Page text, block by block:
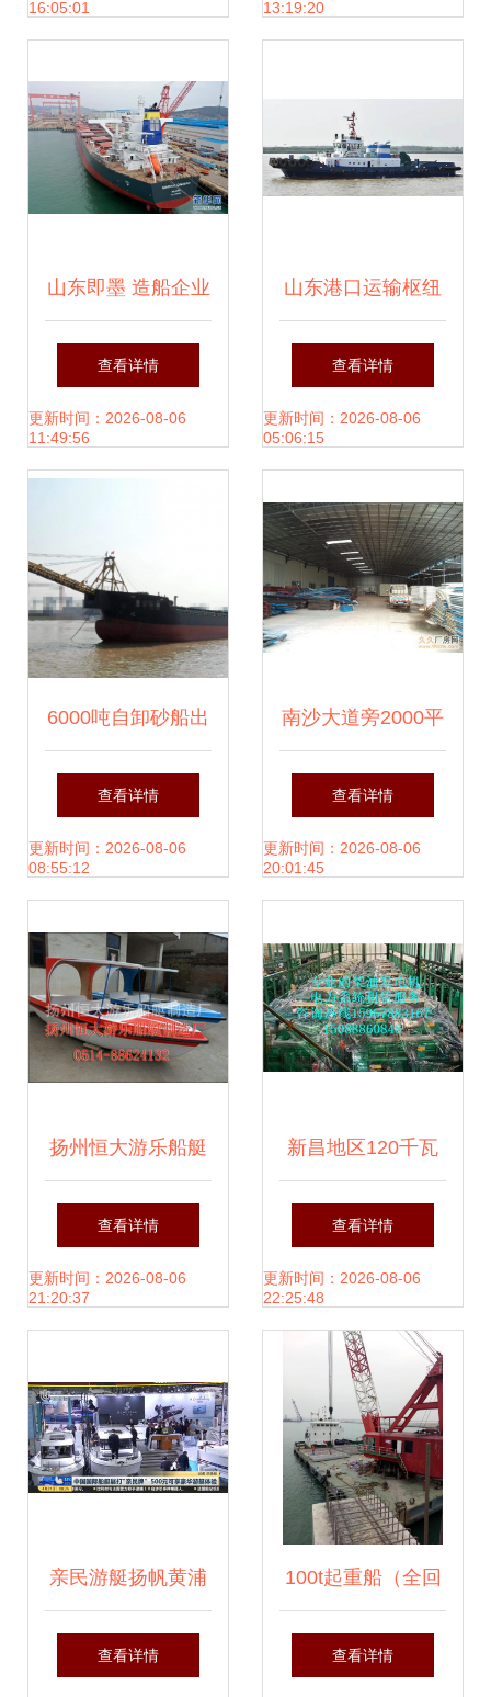
16:05:01 13:19:20
山东即墨 造船企业
加班生产海外订单
船舶租赁市场复苏
信号持续释放
查看详情
更新时间：2026-08-06
11:49:56
山东港口运输枢纽
今日放量新船舶资
源，11艘船舶出售
事开门红，助力海
洋强省蓝图加速落
查看详情
更新时间：2026-08-06
05:06:15
6000吨自卸砂船出
租信息 2021年江
苏造，性能优越、
查看详情
更新时间：2026-08-06
08:55:12
南沙大道旁2000平
方低价简易厂及船
舶出租，抢占先
查看详情
更新时间：2026-08-06
20:01:45
扬州恒大游乐船艇
制造厂 以卓越品质
引领船舶租赁新风
查看详情
更新时间：2026-08-06
21:20:37
新昌地区120千瓦
船用柴油发电机租
赁与船舶出租一体
化方案
查看详情
更新时间：2026-08-06
22:25:48
亲民游艇扬帆黄浦
江 中国国际船艇展
查看详情
100t起重船（全回
转浮吊）出租 高效
查看详情